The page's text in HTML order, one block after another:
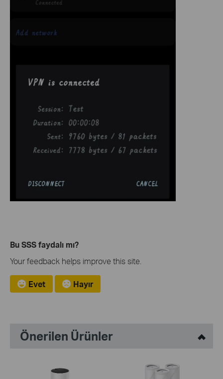
Bu SSS faydalı mı?
Your feedback helps improve this site.
Evet Hayır
Önerilen Ürünler